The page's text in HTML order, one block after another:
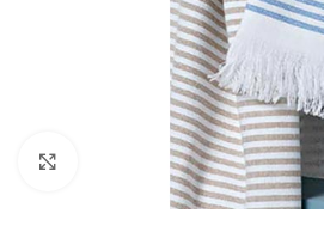
Click to enlarge